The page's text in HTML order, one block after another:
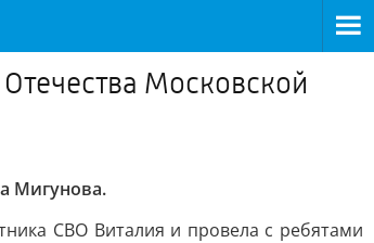
Московской
Мигунова.
СВО Виталия и провела с ребятами